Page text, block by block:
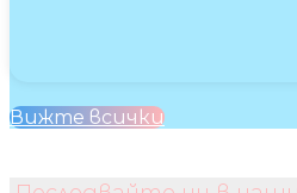
Вижте всички